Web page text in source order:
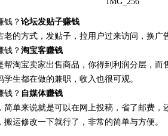
？ 论坛发贴子赚钱
的方式，发贴子，拉用户过来访问，换广
？ 淘宝客赚钱
宝卖家出售商品，你得到利润分层，而
生都在做的兼职，收入也很可观。
？ 自媒体赚钱
来说就是可以在网上投稿，省了邮费，
运修改一下就行了，非常的简单与方便。